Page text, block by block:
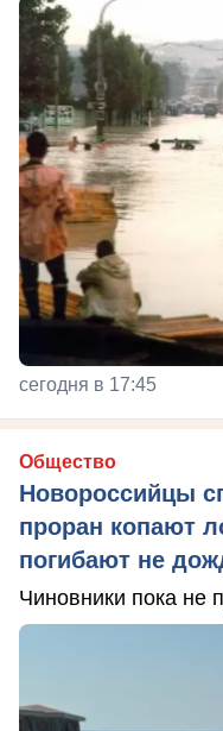
сегодня в 17:45
Общество
Новороссийцы
проран копают
погибают не
Чиновники пока не